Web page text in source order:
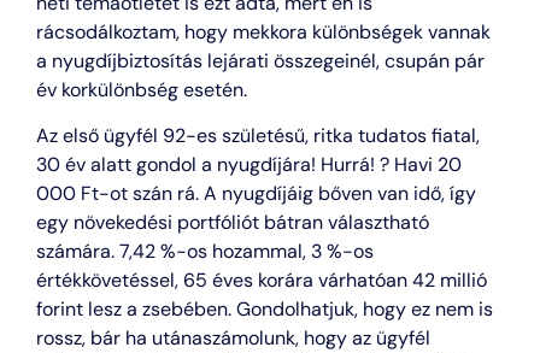
rácsodálkoztam, hogy mekkora különbségek vannak
a nyugdíjbiztosítás lejárati összegeinél, csupán pár
év korkülönbség esetén.
Az első ügyfél 92-es születésű, ritka tudatos fiatal,
30 év alatt gondol a nyugdíjára! Hurrá! ? Havi 20
000 Ft-ot szán rá. A nyugdíjáig bőven van idő, így
egy növekedési portfóliót bátran választható
számára. 7,42 %-os hozammal, 3 %-os
értékkövetéssel, 65 éves korára várhatóan 42 millió
forint lesz a zsebében. Gondolhatjuk, hogy ez nem is
rossz, bár ha utánaszámolunk, hogy az ügyfél